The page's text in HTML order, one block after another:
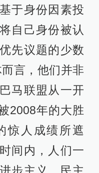
于身份因素投
自己身份被认
先议题的少数
言，他们并非
马联盟从一开
2008年的大胜
惊人成绩所遮
间内，人们一
步主义、民主